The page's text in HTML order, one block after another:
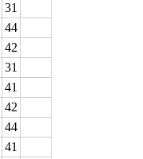
31
44
42
31
41
42
44
41